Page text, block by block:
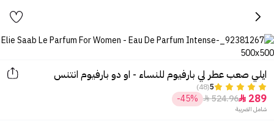
ايلي صعب عطر لي بارفيوم للنساء - او دو بارفيوم انتنس
5
(48)
289

524.96

-45%
شامل الضريبة